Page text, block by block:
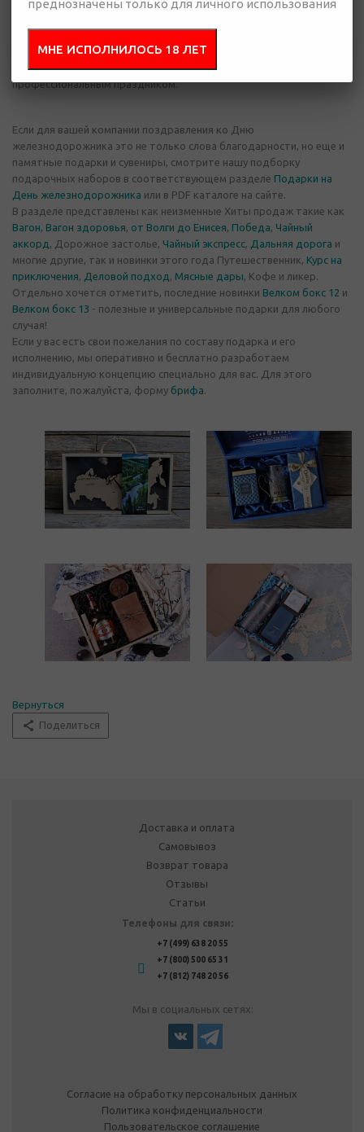
есть не меньшее количество вариантов корпоративных подарков
для поздравления работников железных дорог с их
профессиональным праздником.
Если для вашей компании поздравления ко Дню
железнодорожника это не только слова благодарности, но еще и
памятные подарки и сувениры, смотрите нашу подборку
подарочных наборов в соответствующем разделе Подарки на
День железнодорожника или в PDF каталоге на сайте.
В разделе представлены как неизменные Хиты продаж такие как
Вагон, Вагон здоровья, от Волги до Енисея, Победа, Чайный
аккорд , Дорожное застолье, Чайный экспресс, Дальняя дорога и
многие другие, так и новинки этого года Путешественник, Курс на
приключения, Деловой подход , Мясные дары, Кофе и ликер.
Отдельно хочется отметить, последние новинки Велком бокс 12 и
Велком бокс 13 - полезные и универсальные подарки для любого
случая!
Если у вас есть свои пожелания по составу подарка и его
исполнению, мы оперативно и бесплатно разработаем
индивидуальную концепцию специально для вас. Для этого
заполните, пожалуйста, форму брифа.
Вернуться
Поделиться
Доставка и оплата
Самовывоз
Возврат товара
Отзывы
Статьи
Телефоны для связи:
+7 (499) 638 20 55
+7 (800) 500 65 31
+7 (812) 748 20 56
Мы в социальных сетях:
Согласие на обработку персональных данных
Политика конфиденциальности
Пользовательское соглашение
преднозначены только для личного использования
МНЕ ИСПОЛНИЛОСЬ 18 ЛЕТ